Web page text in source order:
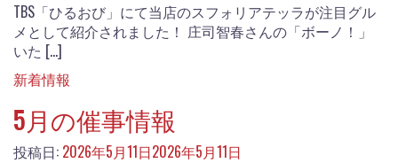
TBS「ひるおび」にて当店のスフォリアテッラが注目グル
メとして紹介されました！ 庄司智春さんの「ボーノ！」
いた […]
新着情報
5月の催事情報
投稿日: 2026年5月11日2026年5月11日